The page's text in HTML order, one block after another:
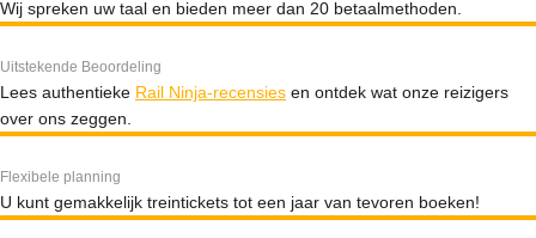
Wij spreken uw taal en bieden meer dan 20 betaalmethoden.
Uitstekende Beoordeling
Lees authentieke Rail Ninja-recensies en ontdek wat onze reizigers
over ons zeggen.
Flexibele planning
U kunt gemakkelijk treintickets tot een jaar van tevoren boeken!